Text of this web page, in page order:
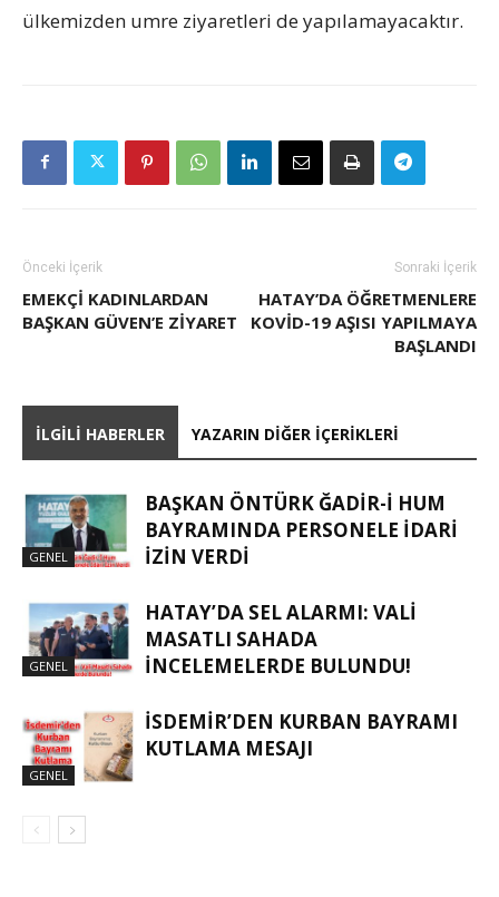
ülkemizden umre ziyaretleri de yapılamayacaktır.
Önceki İçerik
EMEKÇİ KADINLARDAN
BAŞKAN GÜVEN’E ZİYARET
Sonraki İçerik
HATAY’DA ÖĞRETMENLERE
KOVID-19 AŞISI YAPILMAYA
BAŞLANDI
İLGILI HABERLER YAZARIN DIĞER İÇERIKLERI
GENEL
BAŞKAN ÖNTÜRK ĞADIR-İ HUM
BAYRAMINDA PERSONELE İDARI
İZIN VERDI
GENEL
HATAY’DA SEL ALARMI: VALI
MASATLI SAHADA
İNCELEMELERDE BULUNDU!
GENEL
İSDEMIR’DEN KURBAN BAYRAMI
KUTLAMA MESAJI